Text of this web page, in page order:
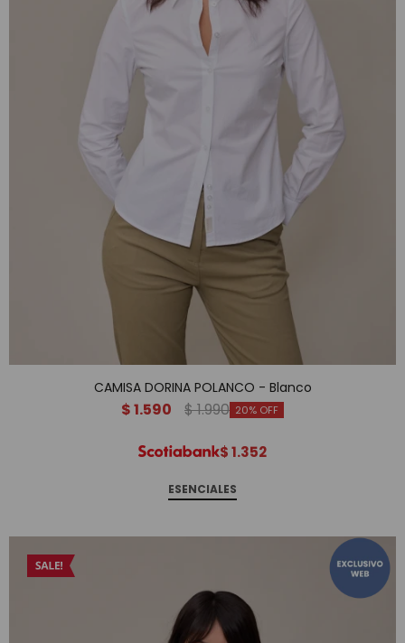
CAMISA DORINA POLANCO - Blanco
$1.590 $1.990 20
$1.352
ESENCIALES